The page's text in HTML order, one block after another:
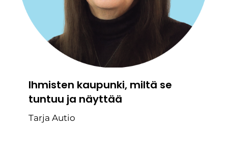
Ihmisten kaupunki, miltä se
tuntuu ja näyttää
Tarja Autio